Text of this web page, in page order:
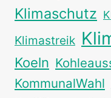
Klimaschutz
Klimastreik
Koeln
KommunalWahl